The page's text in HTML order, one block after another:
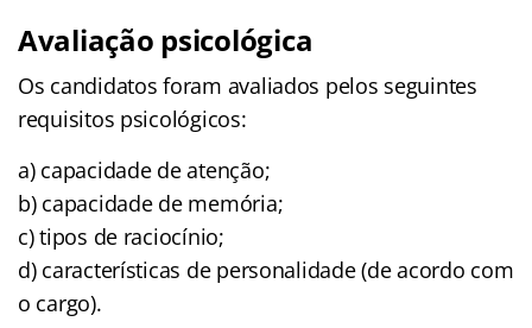
Avaliação psicológica
Os candidatos foram avaliados pelos seguintes
requisitos psicológicos:
a) capacidade de atenção;
b) capacidade de memória;
c) tipos de raciocínio;
d) características de personalidade (de acordo com
o cargo).